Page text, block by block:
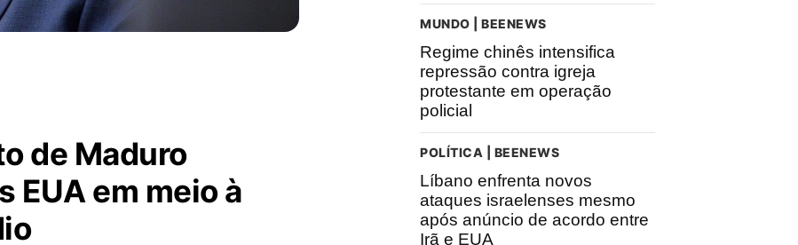
de Maduro
EUA em meio à
MUNDO | BEENEWS
Regime chinês intensifica
repressão contra igreja
protestante em operação
policial
POLÍTICA | BEENEWS
Líbano enfrenta novos
ataques israelenses mesmo
após anúncio de acordo entre
Irã e EUA